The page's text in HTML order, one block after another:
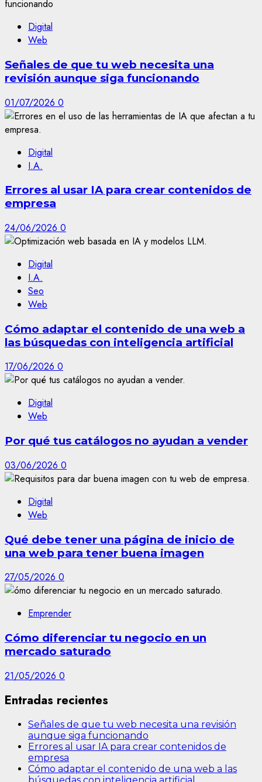
Digital
Web
Señales de que tu web necesita una
revisión aunque siga funcionando
01/07/2026 0
Digital
I.A.
Errores al usar IA para crear contenidos de
empresa
24/06/2026 0
Digital
I.A.
Seo
Web
Cómo adaptar el contenido de una web a
las búsquedas con inteligencia artificial
17/06/2026 0
Digital
Web
Por qué tus catálogos no ayudan a vender
03/06/2026 0
Digital
Web
Qué debe tener una página de inicio de
una web para tener buena imagen
27/05/2026 0
Emprender
Cómo diferenciar tu negocio en un
mercado saturado
21/05/2026 0
Entradas recientes
Señales de que tu web necesita una revisión
aunque siga funcionando
Errores al usar IA para crear contenidos de
empresa
Cómo adaptar el contenido de una web a las